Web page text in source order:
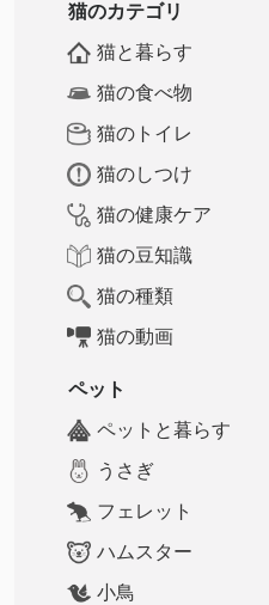
猫のカテゴリ
猫と暮らす
猫の食べ物
猫のトイレ
猫のしつけ
猫の健康ケア
猫の豆知識
猫の種類
猫の動画
ペット
ペットと暮らす
うさぎ
フェレット
ハムスター
小鳥